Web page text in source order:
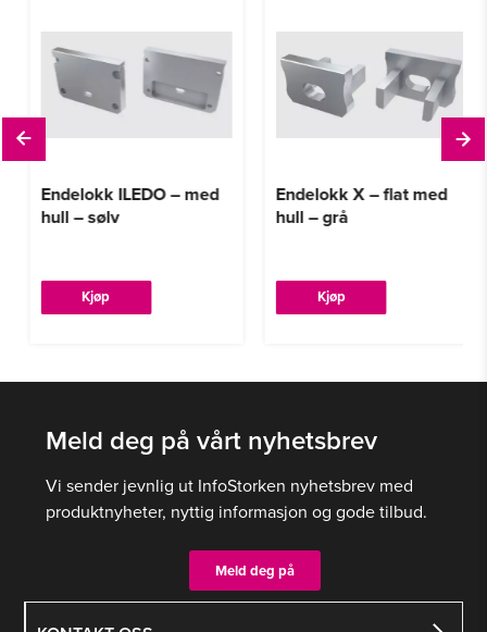
Endelokk ILEDO – med
hull – sølv
Kjøp
Endelokk X – flat med
hull – grå
Kjøp
Meld deg på vårt nyhetsbrev
Vi sender jevnlig ut InfoStorken nyhetsbrev med
produktnyheter, nyttig informasjon og gode tilbud.
Meld deg på